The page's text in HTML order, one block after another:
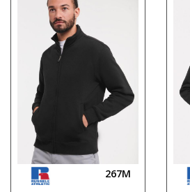
267M